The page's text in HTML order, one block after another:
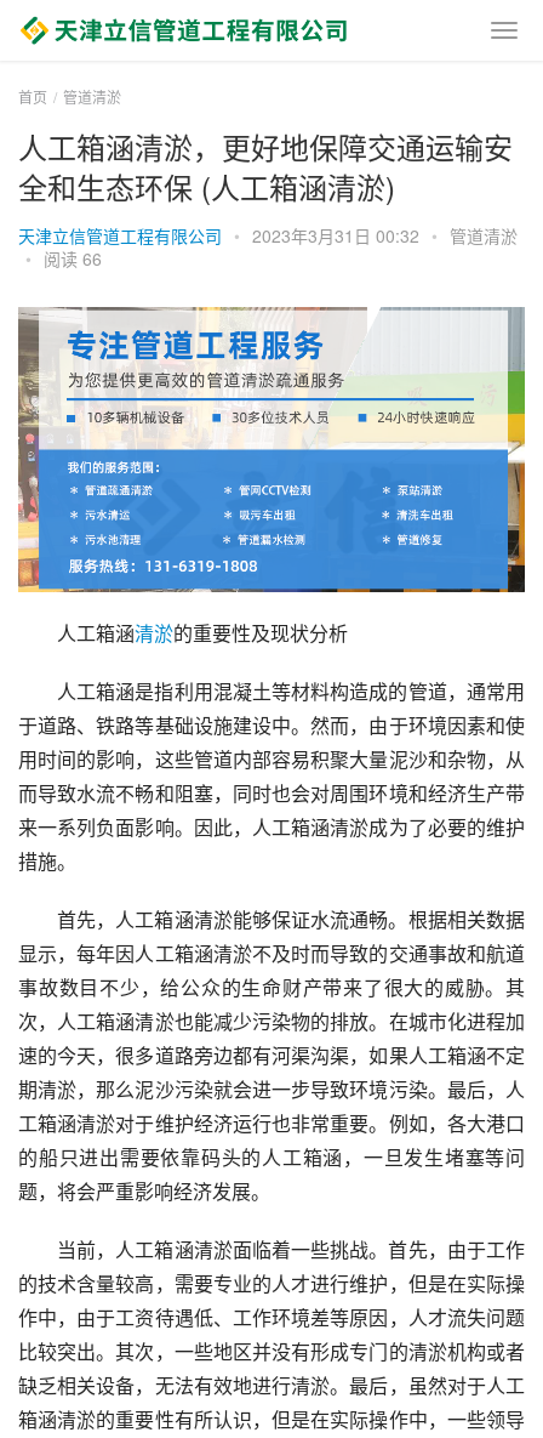
首页 管道清淤
人工箱涵清淤，更好地保障交通运输安
全和生态环保 (人工箱涵清淤)
天津立信管道工程有限公司 • 2023年3月31日 00:32 • 管道清淤
• 阅读 66
人工箱涵清淤的重要性及现状分析
人工箱涵是指利用混凝土等材料构造成的管道，通常用
于道路、铁路等基础设施建设中。然而，由于环境因素和使
用时间的影响，这些管道内部容易积聚大量泥沙和杂物，从
而导致水流不畅和阻塞，同时也会对周围环境和经济生产带
来一系列负面影响。因此，人工箱涵清淤成为了必要的维护
措施。
首先，人工箱涵清淤能够保证水流通畅。根据相关数据
显示，每年因人工箱涵清淤不及时而导致的交通事故和航道
事故数目不少，给公众的生命财产带来了很大的威胁。其
次，人工箱涵清淤也能减少污染物的排放。在城市化进程加
速的今天，很多道路旁边都有河渠沟渠，如果人工箱涵不定
期清淤，那么泥沙污染就会进一步导致环境污染。最后，人
工箱涵清淤对于维护经济运行也非常重要。例如，各大港口
的船只进出需要依靠码头的人工箱涵，一旦发生堵塞等问
题，将会严重影响经济发展。
当前，人工箱涵清淤面临着一些挑战。首先，由于工作
的技术含量较高，需要专业的人才进行维护，但是在实际操
作中，由于工资待遇低、工作环境差等原因，人才流失问题
比较突出。其次，一些地区并没有形成专门的清淤机构或者
缺乏相关设备，无法有效地进行清淤。最后，虽然对于人工
箱涵清淤的重要性有所认识，但是在实际操作中，一些领导